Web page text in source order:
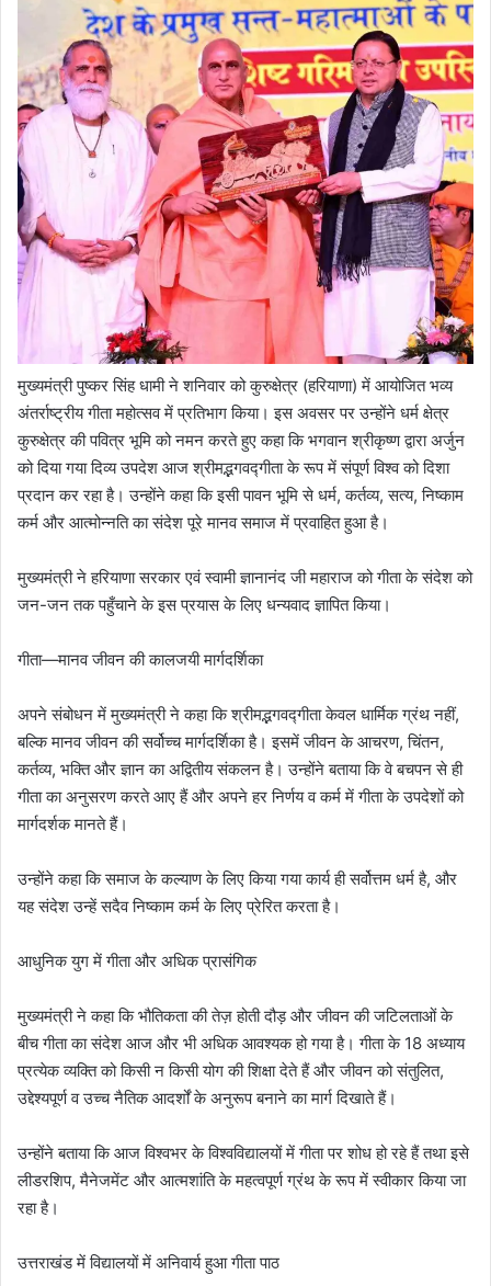
मुख्यमंत्री पुष्कर सिंह धामी ने शनिवार को कुरुक्षेत्र (हरियाणा) में आयोजित भव्य
अंतर्राष्ट्रीय गीता महोत्सव में प्रतिभाग किया। इस अवसर पर उन्होंने धर्म क्षेत्र
कुरुक्षेत्र की पवित्र भूमि को नमन करते हुए कहा कि भगवान श्रीकृष्ण द्वारा अर्जुन
को दिया गया दिव्य उपदेश आज श्रीमद्भगवद्गीता के रूप में संपूर्ण विश्व को दिशा
प्रदान कर रहा है। उन्होंने कहा कि इसी पावन भूमि से धर्म, कर्तव्य, सत्य, निष्काम
कर्म और आत्मोन्नति का संदेश पूरे मानव समाज में प्रवाहित हुआ है।
मुख्यमंत्री ने हरियाणा सरकार एवं स्वामी ज्ञानानंद जी महाराज को गीता के संदेश को
जन-जन तक पहुँचाने के इस प्रयास के लिए धन्यवाद ज्ञापित किया।
गीता—मानव जीवन की कालजयी मार्गदर्शिका
अपने संबोधन में मुख्यमंत्री ने कहा कि श्रीमद्भगवद्गीता केवल धार्मिक ग्रंथ नहीं,
बल्कि मानव जीवन की सर्वोच्च मार्गदर्शिका है। इसमें जीवन के आचरण, चिंतन,
कर्तव्य, भक्ति और ज्ञान का अद्वितीय संकलन है। उन्होंने बताया कि वे बचपन से ही
गीता का अनुसरण करते आए हैं और अपने हर निर्णय व कर्म में गीता के उपदेशों को
मार्गदर्शक मानते हैं।
उन्होंने कहा कि समाज के कल्याण के लिए किया गया कार्य ही सर्वोत्तम धर्म है, और
यह संदेश उन्हें सदैव निष्काम कर्म के लिए प्रेरित करता है।
आधुनिक युग में गीता और अधिक प्रासंगिक
मुख्यमंत्री ने कहा कि भौतिकता की तेज़ होती दौड़ और जीवन की जटिलताओं के
बीच गीता का संदेश आज और भी अधिक आवश्यक हो गया है। गीता के 18 अध्याय
प्रत्येक व्यक्ति को किसी न किसी योग की शिक्षा देते हैं और जीवन को संतुलित,
उद्देश्यपूर्ण व उच्च नैतिक आदर्शों के अनुरूप बनाने का मार्ग दिखाते हैं।
उन्होंने बताया कि आज विश्वभर के विश्वविद्यालयों में गीता पर शोध हो रहे हैं तथा इसे
लीडरशिप, मैनेजमेंट और आत्मशांति के महत्वपूर्ण ग्रंथ के रूप में स्वीकार किया जा
रहा है।
उत्तराखंड में विद्यालयों में अनिवार्य हुआ गीता पाठ